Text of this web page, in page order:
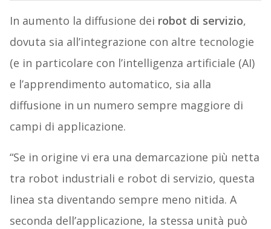
In aumento la diffusione dei robot di servizio,
dovuta sia all’integrazione con altre tecnologie
(e in particolare con l’intelligenza artificiale (AI)
e l’apprendimento automatico, sia alla
diffusione in un numero sempre maggiore di
campi di applicazione.
“Se in origine vi era una demarcazione più netta
tra robot industriali e robot di servizio, questa
linea sta diventando sempre meno nitida. A
seconda dell’applicazione, la stessa unità può